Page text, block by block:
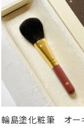
洗浄剤
輪島塗化粧筆 オー